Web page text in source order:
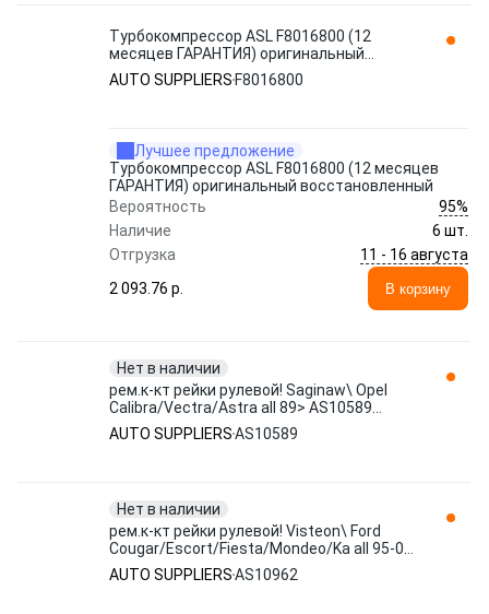
Турбокомпрессор ASL F8016800 (12
месяцев ГАРАНТИЯ) оригинальный
восстановленный AUTO SUPPLIERS
AUTO SUPPLIERS F8016800
Лучшее предложение
Турбокомпрессор ASL F8016800 (12 месяцев
ГАРАНТИЯ) оригинальный восстановленный
Вероятность
95%
Наличие
6 шт.
Отгрузка
11 - 16 августа
2 093.76 p.
В корзину
Нет в наличии
рем.к-кт рейки рулевой! Saginaw\ Opel
Calibra/Vectra/Astra all 89> AS10589
AUTO SUPPLIERS
AUTO SUPPLIERSAS10589
Нет в наличии
рем.к-кт рейки рулевой! Visteon\ Ford
Cougar/Escort/Fiesta/Mondeo/Ka all 95-01
AS10962 AUTO SUPPLIERS
AUTO SUPPLIERSAS10962